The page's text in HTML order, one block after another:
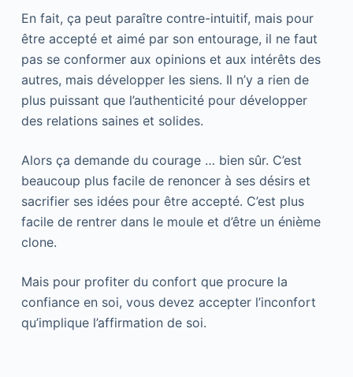
En fait, ça peut paraître contre-intuitif, mais pour
être accepté et aimé par son entourage, il ne faut
pas se conformer aux opinions et aux intérêts des
autres, mais développer les siens. Il n’y a rien de
plus puissant que l’authenticité pour développer
des relations saines et solides.
Alors ça demande du courage … bien sûr. C’est
beaucoup plus facile de renoncer à ses désirs et
sacrifier ses idées pour être accepté. C’est plus
facile de rentrer dans le moule et d’être un énième
clone.
Mais pour profiter du confort que procure la
confiance en soi, vous devez accepter l’inconfort
qu’implique l’affirmation de soi.